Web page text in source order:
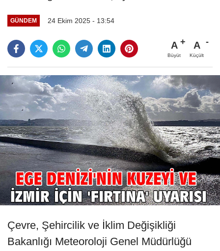
GÜNDEM 24 Ekim 2025 - 13:54
A
Büyüt
A
Küçült
Çevre, Şehircilik ve İklim Değişikliği
Bakanlığı Meteoroloji Genel Müdürlüğü